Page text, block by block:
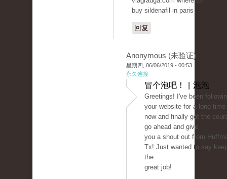
buy sildenafil in paris
回复
Anonymous (未验证)
星期四, 06/06/2019 - 00:53
永久连接
冒个泡吧！ | 泡泡
Greetings! I've been
your website for a long time
now and finally got the
go ahead and give
you a shout out from
Tx! Just wanted to say
the
great job!